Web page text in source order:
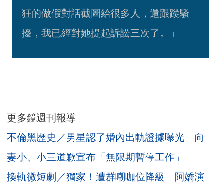
狂的做假對話截圖給很多人，還跟蹤騷
擾，我已經對她提起訴訟三次了。」
更多鏡週刊報導
不倫黑歷史／男星認了婚內出軌證據曝光 向
妻小、小三道歉宣布「無限期暫停工作」
換軌微短劇／獨家！遭群嘲咖位降級 阿嬌演